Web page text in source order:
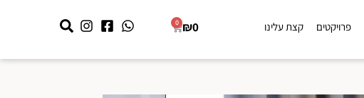
פרויקטים קצת עלינו ₪0
0